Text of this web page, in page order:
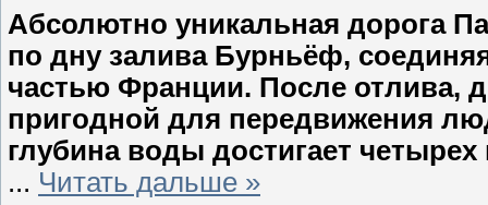
Абсолютно уникальная дорога
по дну залива Бурньёф,
частью Франции. После отлива,
пригодной для передвижения
глубина воды достигает четырех
... Читать дальше »